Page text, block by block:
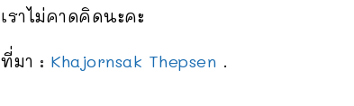
เราไม่คาดคิดนะคะ
ที่มา : Khajornsak Thepsen .